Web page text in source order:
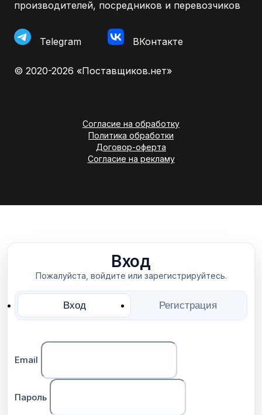
производителей, посредников и перевозчиков
Telegram ВКонтакте
© 2020-2026 «Поставщиков.нет»
Согласие на обработку
Политика обработки
Договор-оферта
Согласие на рекламу
Вход
Пожалуйста, войдите или зарегистрируйтесь.
Вход Регистрация
Email
Пароль